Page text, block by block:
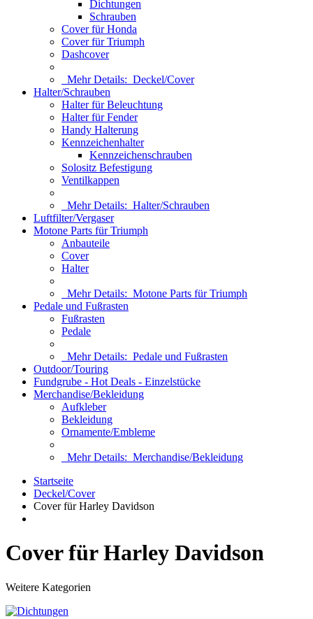
Dichtungen
Schrauben
Cover für Honda
Cover für Triumph
Dashcover
Mehr Details: Deckel/Cover
Halter/Schrauben
Halter für Beleuchtung
Halter für Fender
Handy Halterung
Kennzeichenhalter
Kennzeichenschrauben
Solositz Befestigung
Ventilkappen
Mehr Details: Halter/Schrauben
Luftfilter/Vergaser
Motone Parts für Triumph
Anbauteile
Cover
Halter
Mehr Details: Motone Parts für Triumph
Pedale und Fußrasten
Fußrasten
Pedale
Mehr Details: Pedale und Fußrasten
Outdoor/Touring
Fundgrube - Hot Deals - Einzelstücke
Merchandise/Bekleidung
Aufkleber
Bekleidung
Ornamente/Embleme
Mehr Details: Merchandise/Bekleidung
Startseite
Deckel/Cover
Cover für Harley Davidson
Cover für Harley Davidson
Weitere Kategorien